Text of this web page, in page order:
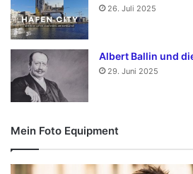
26. Juli 2025
Albert Ballin und
29. Juni 2025
Mein Foto Equipment